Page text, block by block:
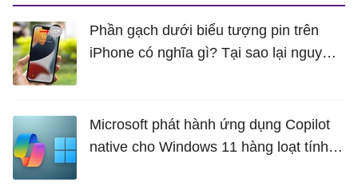
Phần gạch dưới biểu tượng pin trên
iPhone có nghĩa gì? Tại sao lại nguy
Microsoft phát hành ứng dụng Copilot
native cho Windows 11 hàng loạt tính